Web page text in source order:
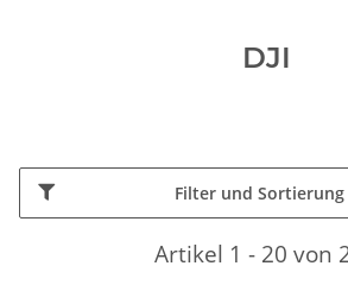
DJI
Filter und Sortierung
Artikel 1 - 20 von